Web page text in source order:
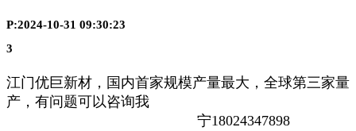
P:2024-10-31 09:30:23
3
江门优巨新材，国内首家规模产量最大，全球第三家量
产，有问题可以咨询我
宁18024347898